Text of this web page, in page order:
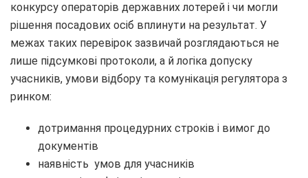
конкурсу операторів державних лотерей і чи могли
рішення посадових осіб вплинути на результат. У
межах таких перевірок зазвичай розглядаються не
лише підсумкові протоколи, а й логіка допуску
учасників, умови відбору та комунікація регулятора з
ринком:
дотримання процедурних строків і вимог до
документів
наявність умов для учасників